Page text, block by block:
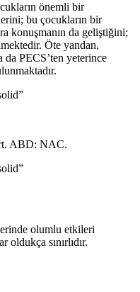
önemli bir
bu çocukların bir
konuşmanın da geliştiğini;
Öte yandan,
da PECS’ten yeterince
ABD: NAC.
olumlu etkileri
oldukça sınırlıdır.